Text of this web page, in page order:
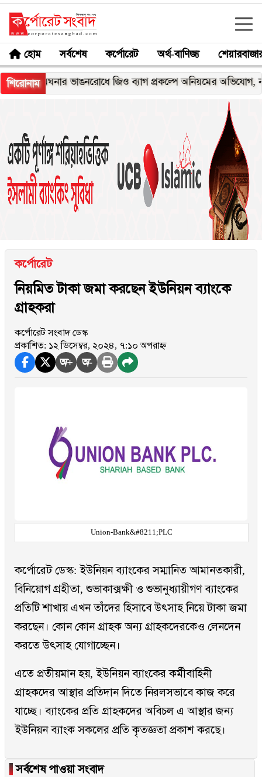
হোম সর্বশেষ কর্পোরেট অর্থ-বাণিজ্য
শিরোনাম
মেঘনার ভাঙনরোধে জিও ব্যাগ প্রকল্পে অনিয়মের অভিযোগ, নদীরকূলে
কর্পোরেট
নিয়মিত টাকা জমা করছেন ইউনিয়ন ব্যাংকে
গ্রাহকরা
কর্পোরেট সংবাদ ডেস্ক
প্রকাশিত: ১২ ডিসেম্বর, ২০২৪, ৭:১০ অপরাহ্ন
অ+ অ-
Union-Bank&#8211;PLC
কর্পোরেট ডেস্ক: ইউনিয়ন ব্যাংকের সম্মানিত আমানতকারী,
বিনিয়োগ গ্রহীতা, শুভাকাক্সক্ষী ও শুভানুধ্যায়ীগণ ব্যাংকের
প্রতিটি শাখায় এখন তাঁদের হিসাবে উৎসাহ নিয়ে টাকা জমা
করছেন। কোন কোন গ্রাহক অন্য গ্রাহকদেরকেও লেনদেন
করতে উৎসাহ যোগাচ্ছেন।
এতে প্রতীয়মান হয়, ইউনিয়ন ব্যাংকের কর্মীবাহিনী
গ্রাহকদের আস্থার প্রতিদান দিতে নিরলসভাবে কাজ করে
যাচ্ছে। ব্যাংকের প্রতি গ্রাহকদের অবিচল এ আস্থার জন্য
ইউনিয়ন ব্যাংক সকলের প্রতি কৃতজ্ঞতা প্রকাশ করছে।
▐সর্বশেষ পাওয়া সংবাদ